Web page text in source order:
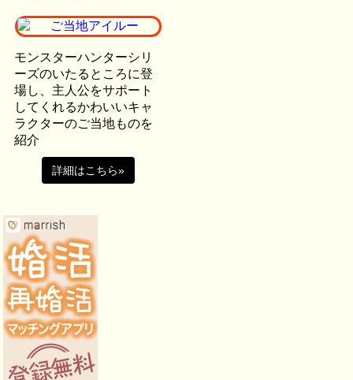
モンスターハンターシリ
ーズのいたるところに登
場し、主人公をサポート
してくれるかわいいキャ
ラクターのご当地ものを
紹介
詳細はこちら»